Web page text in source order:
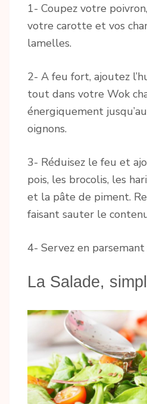
1- Coupez votre
votre carotte et vos
lamelles.
2- A feu fort, ajoutez
tout dans votre Wok
énergiquement
oignons.
3- Réduisez le feu et
pois, les brocolis, les
et la pâte de piment.
faisant sauter le
4- Servez en
La Salade,